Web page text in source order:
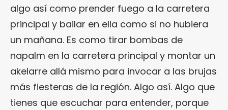
algo así como prender fuego a la carretera
principal y bailar en ella como si no hubiera
un mañana. Es como tirar bombas de
napalm en la carretera principal y montar un
akelarre allá mismo para invocar a las brujas
más fiesteras de la región. Algo así. Algo que
tienes que escuchar para entender, porque